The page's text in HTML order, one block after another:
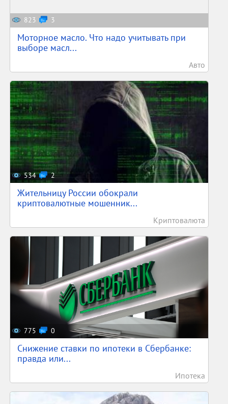
823 3
Моторное масло. Что надо учитывать при
выборе масл...
Авто
534 2
Жительницу России обокрали
криптовалютные мошенник...
Криптовалюта
775 0
Снижение ставки по ипотеки в Сбербанке:
правда или...
Ипотека